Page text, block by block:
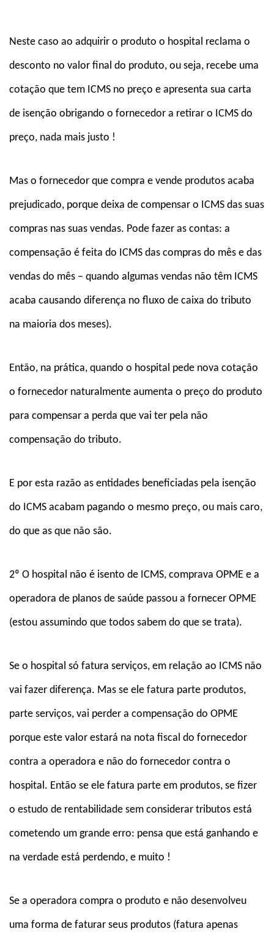
Neste caso ao adquirir o produto o hospital reclama o
desconto no valor final do produto, ou seja, recebe uma
cotação que tem ICMS no preço e apresenta sua carta
de isenção obrigando o fornecedor a retirar o ICMS do
preço, nada mais justo !
Mas o fornecedor que compra e vende produtos acaba
prejudicado, porque deixa de compensar o ICMS das suas
compras nas suas vendas. Pode fazer as contas: a
compensação é feita do ICMS das compras do mês e das
vendas do mês – quando algumas vendas não têm ICMS
acaba causando diferença no fluxo de caixa do tributo
na maioria dos meses).
Então, na prática, quando o hospital pede nova cotação
o fornecedor naturalmente aumenta o preço do produto
para compensar a perda que vai ter pela não
compensação do tributo.
E por esta razão as entidades beneficiadas pela isenção
do ICMS acabam pagando o mesmo preço, ou mais caro,
do que as que não são.
2º O hospital não é isento de ICMS, comprava OPME e a
operadora de planos de saúde passou a fornecer OPME
(estou assumindo que todos sabem do que se trata).
Se o hospital só fatura serviços, em relação ao ICMS não
vai fazer diferença. Mas se ele fatura parte produtos,
parte serviços, vai perder a compensação do OPME
porque este valor estará na nota fiscal do fornecedor
contra a operadora e não do fornecedor contra o
hospital. Então se ele fatura parte em produtos, se fizer
o estudo de rentabilidade sem considerar tributos está
cometendo um grande erro: pensa que está ganhando e
na verdade está perdendo, e muito !
Se a operadora compra o produto e não desenvolveu
uma forma de faturar seus produtos (fatura apenas